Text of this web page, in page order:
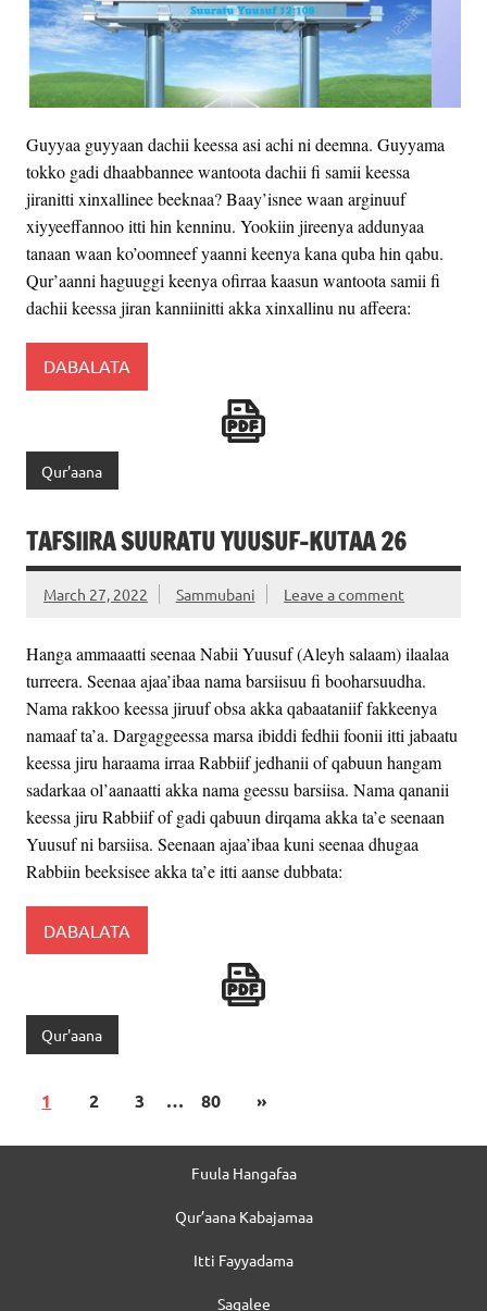
Guyyaa guyyaan dachii keessa asi achi ni deemna. Guyyama
tokko gadi dhaabbannee wantoota dachii fi samii keessa
jiranitti xinxallinee beeknaa? Baay’isnee waan arginuuf
xiyyeeffannoo itti hin kenninu. Yookiin jireenya addunyaa
tanaan waan ko’oomneef yaanni keenya kana quba hin qabu.
Qur’aanni haguuggi keenya ofirraa kaasun wantoota samii fi
dachii keessa jiran kanniinitti akka xinxallinu nu affeera:
DABALATA
Qur'aana
TAFSIIRA SUURATU YUUSUF-KUTAA 26
March 27, 2022 Sammubani Leave a comment
Hanga ammaaatti seenaa Nabii Yuusuf (Aleyh salaam) ilaalaa
turreera. Seenaa ajaa’ibaa nama barsiisuu fi booharsuudha.
Nama rakkoo keessa jiruuf obsa akka qabaataniif fakkeenya
namaaf ta’a. Dargaggeessa marsa ibiddi fedhii foonii itti jabaatu
keessa jiru haraama irraa Rabbiif jedhanii of qabuun hangam
sadarkaa ol’aanaatti akka nama geessu barsiisa. Nama qananii
keessa jiru Rabbiif of gadi qabuun dirqama akka ta’e seenaan
Yuusuf ni barsiisa. Seenaan ajaa’ibaa kuni seenaa dhugaa
Rabbiin beeksisee akka ta’e itti aanse dubbata:
DABALATA
Qur'aana
1 2 3 … 80 »
Fuula Hangafaa
Qur’aana Kabajamaa
Itti Fayyadama
Sagalee